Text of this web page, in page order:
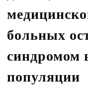
больных
синдромом
популяции